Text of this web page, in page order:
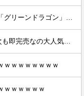
ｗｗｗｗｗｗｗｗ
ｗｗｗｗｗｗ